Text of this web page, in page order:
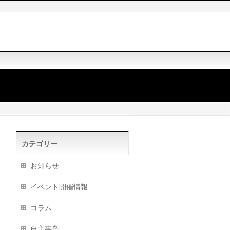
カテゴリー
お知らせ
イベント開催情報
コラム